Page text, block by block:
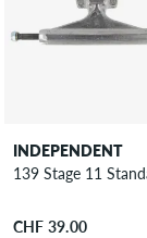
INDEPENDENT
139 Stage 11
CHF 39.00